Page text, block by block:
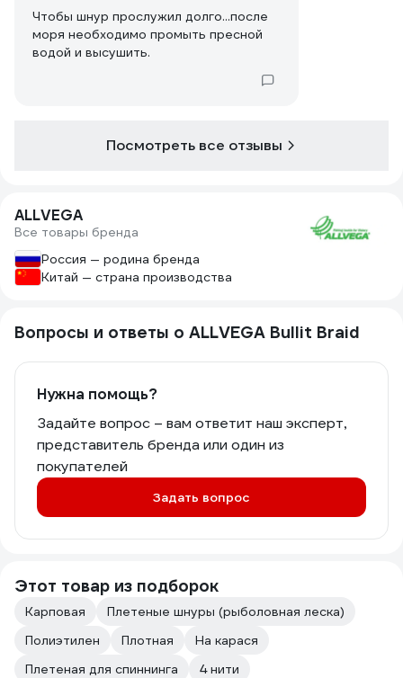
Чтобы шнур прослужил долго...после
моря необходимо промыть пресной
водой и высушить.
Посмотреть все отзывы
ALLVEGA
Все товары бренда
Россия — родина бренда
Китай — страна производства
Вопросы и ответы о ALLVEGA Bullit Braid
Нужна помощь?
Задайте вопрос – вам ответит наш эксперт,
представитель бренда или один из
покупателей
Задать вопрос
Этот товар из подборок
Карповая
Плетеные шнуры (рыболовная леска)
Полиэтилен
Плотная
На карася
Плетеная для спиннинга
4 нити